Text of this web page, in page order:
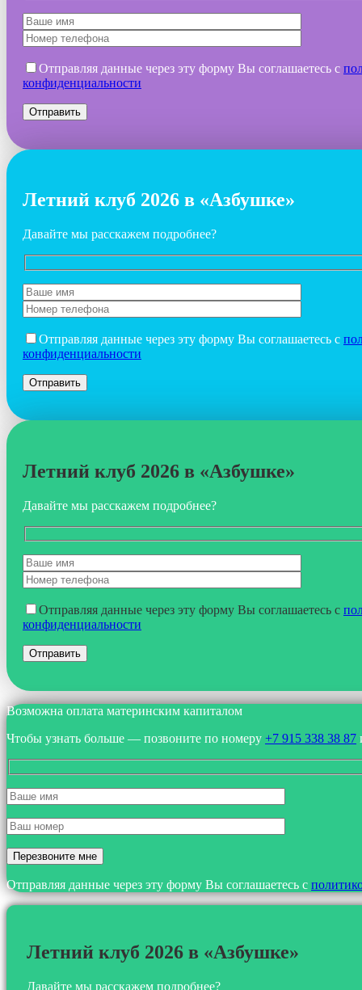
Отправляя данные через эту форму Вы соглашаетесь с
конфиденциальности
Летний клуб 2026 в «Азбушке»
Давайте мы расскажем подробнее?
Отправляя данные через эту форму Вы соглашаетесь с
конфиденциальности
Летний клуб 2026 в «Азбушке»
Давайте мы расскажем подробнее?
Отправляя данные через эту форму Вы соглашаетесь с
конфиденциальности
Возможна оплата материнским капиталом
Чтобы узнать больше — позвоните по номеру +7 915 338 38 87
Отправляя данные через эту форму Вы соглашаетесь с
Летний клуб 2026 в «Азбушке»
Давайте мы расскажем подробнее?